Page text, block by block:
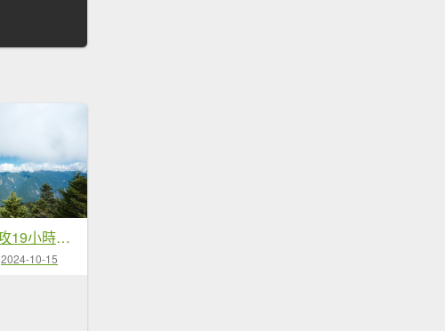
白姑大山單攻19小時奮戰
2024-10-15